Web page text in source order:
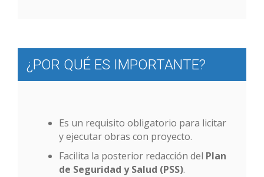
¿POR QUÉ ES IMPORTANTE?
Es un requisito obligatorio para licitar
y ejecutar obras con proyecto.
Facilita la posterior redacción del Plan
de Seguridad y Salud (PSS).